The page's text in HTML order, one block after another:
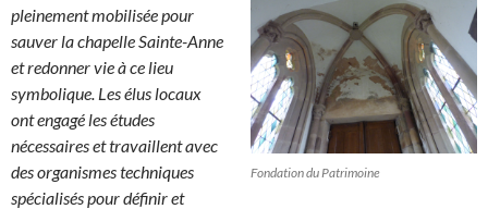
Fondation du Patrimoine
pleinement mobilisée pour
sauver la chapelle Sainte-Anne
et redonner vie à ce lieu
symbolique. Les élus locaux
ont engagé les études
nécessaires et travaillent avec
des organismes techniques
spécialisés pour définir et